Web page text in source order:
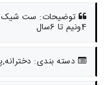
توضیحات: ست شیک
4ونیم تا 6سال
دسته بندی: